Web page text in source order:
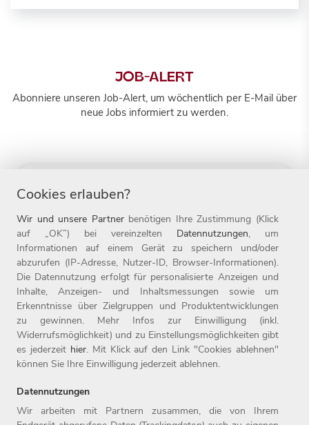
JOB-ALERT
Abonniere unseren Job-Alert, um wöchentlich per E-Mail über
neue Jobs informiert zu werden.
Alle
Abonnieren
Cookies erlauben?
Wir und unsere Partnerbenötigen Ihre Zustimmung (Klick
auf „OK”) bei vereinzelten Datennutzungen, um
Informationen auf einem Gerät zu speichern und/oder
abzurufen (IP-Adresse, Nutzer-ID, Browser-Informationen).
Die Datennutzung erfolgt für personalisierte Anzeigen und
Inhalte, Anzeigen- und Inhaltsmessungen sowie um
Erkenntnisse über Zielgruppen und Produktentwicklungen
zu gewinnen. Mehr Infos zur Einwilligung (inkl.
Widerrufsmöglichkeit) und zu Einstellungsmöglichkeiten gibt
es jederzeit hier. Mit Klick auf den Link "Cookies ablehnen"
können Sie Ihre Einwilligung jederzeit ablehnen.
Datennutzungen
Wir arbeiten mit Partnern zusammen, die von Ihrem